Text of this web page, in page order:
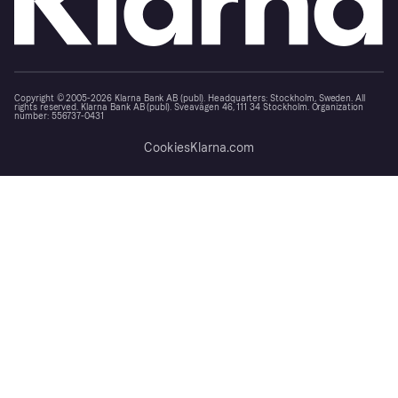
Copyright © 2005-2026 Klarna Bank AB (publ). Headquarters: Stockholm, Sweden. All
rights reserved. Klarna Bank AB (publ). Sveavägen 46, 111 34 Stockholm. Organization
number: 556737-0431
CookiesKlarna.com